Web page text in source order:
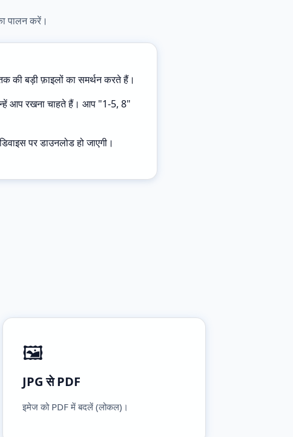
पालन करें।
की बड़ी फ़ाइलों का समर्थन करते हैं।
आप रखना चाहते हैं। आप "1-5, 8"
पर डाउनलोड हो जाएगी।
🖼️
JPG से PDF
इमेज को PDF में बदलें (लोकल)।